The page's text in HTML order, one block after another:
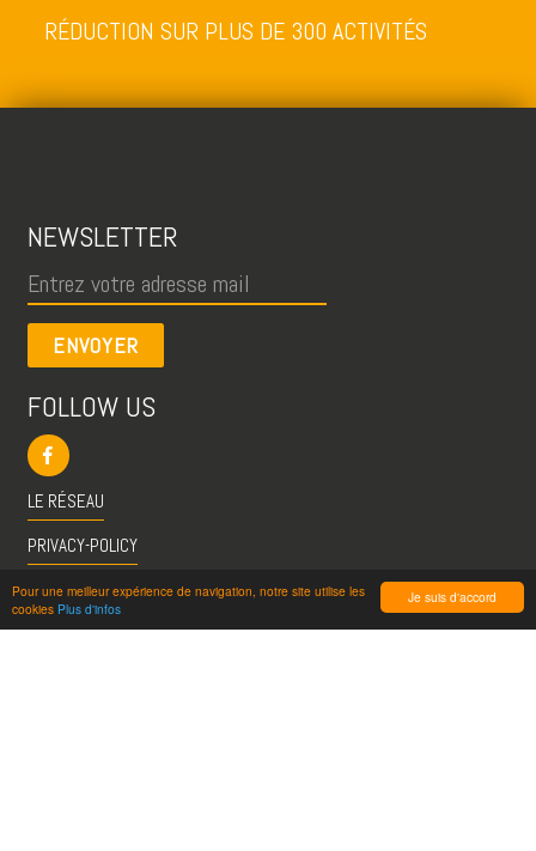
Je suis d'accord
Pour une meilleur expérience de navigation, notre site utilise les
cookies Plus d'infos
RÉDUCTION SUR PLUS DE 300 ACTIVITÉS
NEWSLETTER
ENVOYER
FOLLOW US
LE RÉSEAU
PRIVACY-POLICY
CGU
INFO@VISITESPASSION.PRO